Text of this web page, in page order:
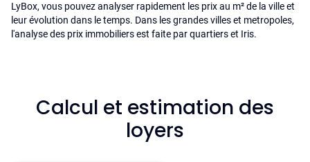
LyBox, vous pouvez analyser rapidement les prix au m² de la ville et
leur évolution dans le temps. Dans les grandes villes et metropoles,
l'analyse des prix immobiliers est faite par quartiers et Iris.
Calcul et estimation des
loyers